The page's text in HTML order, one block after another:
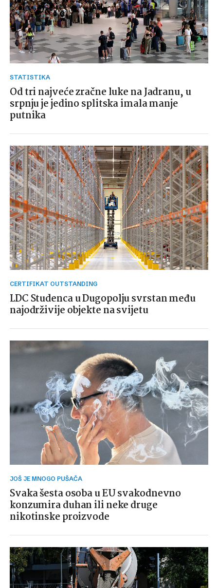
STATISTIKA
Od tri najveće zračne luke na Jadranu, u
srpnju je jedino splitska imala manje
putnika
CERTIFIKAT OUTSTANDING
LDC Studenca u Dugopolju svrstan među
najodrživije objekte na svijetu
JOŠ JE MNOGO PUŠAČA
Svaka šesta osoba u EU svakodnevno
konzumira duhan ili neke druge
nikotinske proizvode